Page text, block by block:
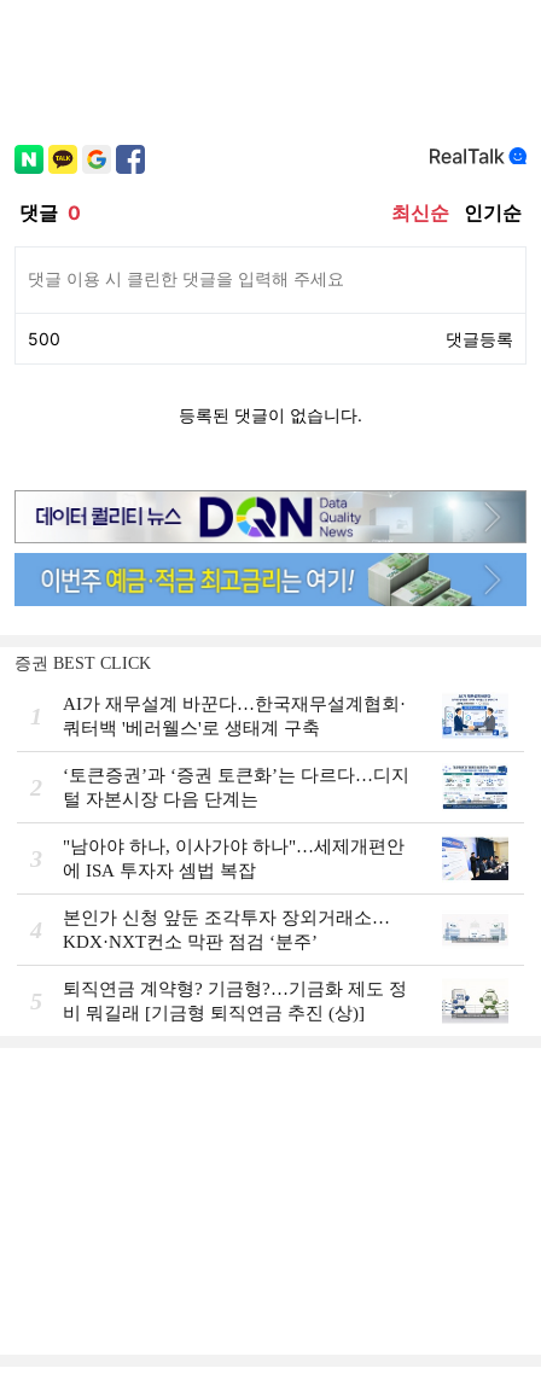
증권 BEST CLICK
1
AI가 재무설계 바꾼다…한국재무설계협회·
쿼터백 '베러웰스'로 생태계 구축
2
‘토큰증권’과 ‘증권 토큰화’는 다르다…디지
털 자본시장 다음 단계는
3
"남아야 하나, 이사가야 하나"…세제개편안
에 ISA 투자자 셈법 복잡
4
본인가 신청 앞둔 조각투자 장외거래소…
KDX·NXT컨소 막판 점검 ‘분주’
5
퇴직연금 계약형? 기금형?…기금화 제도 정
비 뭐길래 [기금형 퇴직연금 추진 (상)]